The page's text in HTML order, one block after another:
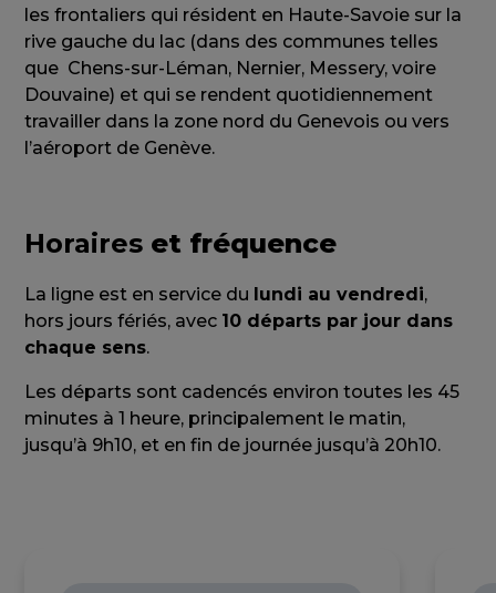
les frontaliers qui résident en Haute-Savoie sur la
rive gauche du lac (dans des communes telles
que Chens-sur-Léman, Nernier, Messery, voire
Douvaine) et qui se rendent quotidiennement
travailler dans la zone nord du Genevois ou vers
l’aéroport de Genève.
Horaires et fréquence
La ligne est en service du lundi au vendredi,
hors jours fériés, avec 10 départs par jour dans
chaque sens.
Les départs sont cadencés environ toutes les 45
minutes à 1 heure, principalement le matin,
jusqu’à 9h10, et en fin de journée jusqu’à 20h10.